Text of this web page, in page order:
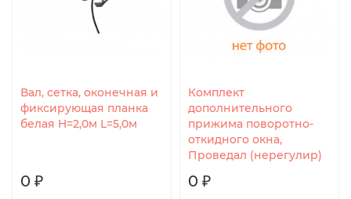
Вал, сетка, оконечная и
фиксирующая планка
белая H=2,0м L=5,0м
0 ₽
Комплект
дополнительного
прижима поворотно-
откидного окна,
Проведал (нерегулир)
0 ₽